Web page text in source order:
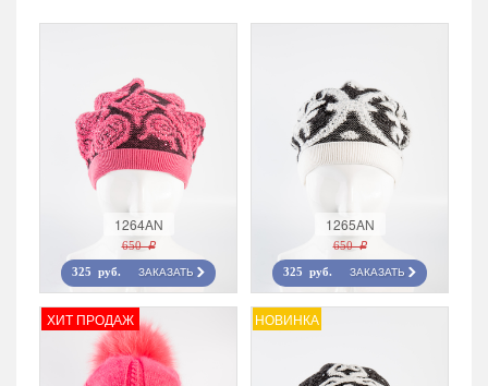
1264AN
650 r
325 руб. ЗАКАЗАТЬ
1265AN
650 r
325 руб. ЗАКАЗАТЬ
ХИТ ПРОДАЖ НОВИНКА